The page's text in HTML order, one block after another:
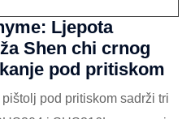
Ljepota
Shen chi crnog
pod pritiskom
pod pritiskom sadrži tri